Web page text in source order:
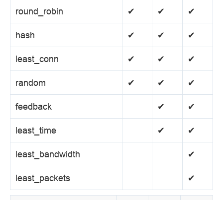
round_robin ✔ ✔ ✔
hash ✔ ✔ ✔
least_conn ✔ ✔ ✔
random ✔ ✔ ✔
feedback ✔ ✔
least_time ✔ ✔
least_bandwidth ✔
least_packets ✔